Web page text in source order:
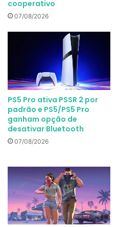
cooperativo
07/08/2026
PS5 Pro ativa PSSR 2 por
padrão e PS5/PS5 Pro
ganham opção de
desativar Bluetooth
07/08/2026